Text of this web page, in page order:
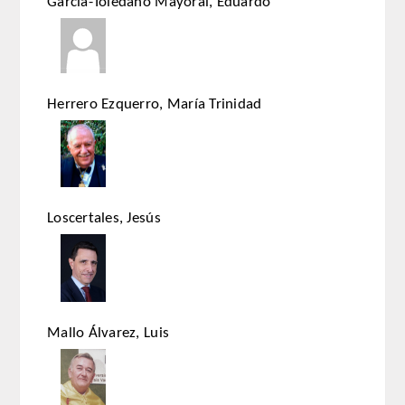
ODONTOLOGIA CONSERVADORA
ORTOGNATIA
NÚMERO
Alfabético
Número de Medalla
CORRESPONDIENTES
SUPERNUMERARIOS
HONOR
CORRESPONDIENTES EXTRANJEROS
Herrero Ezquerro, María Trinidad
Loscertales, Jesús
Mallo Álvarez, Luis